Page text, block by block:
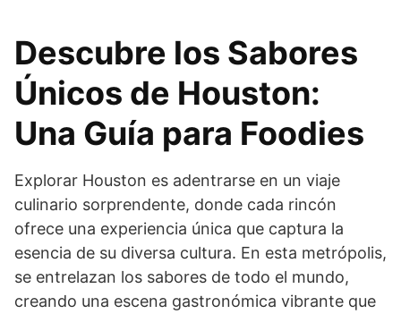
Descubre los Sabores
Únicos de Houston:
Una Guía para Foodies
Explorar Houston es adentrarse en un viaje
culinario sorprendente, donde cada rincón
ofrece una experiencia única que captura la
esencia de su diversa cultura. En esta metrópolis,
se entrelazan los sabores de todo el mundo,
creando una escena gastronómica vibrante que